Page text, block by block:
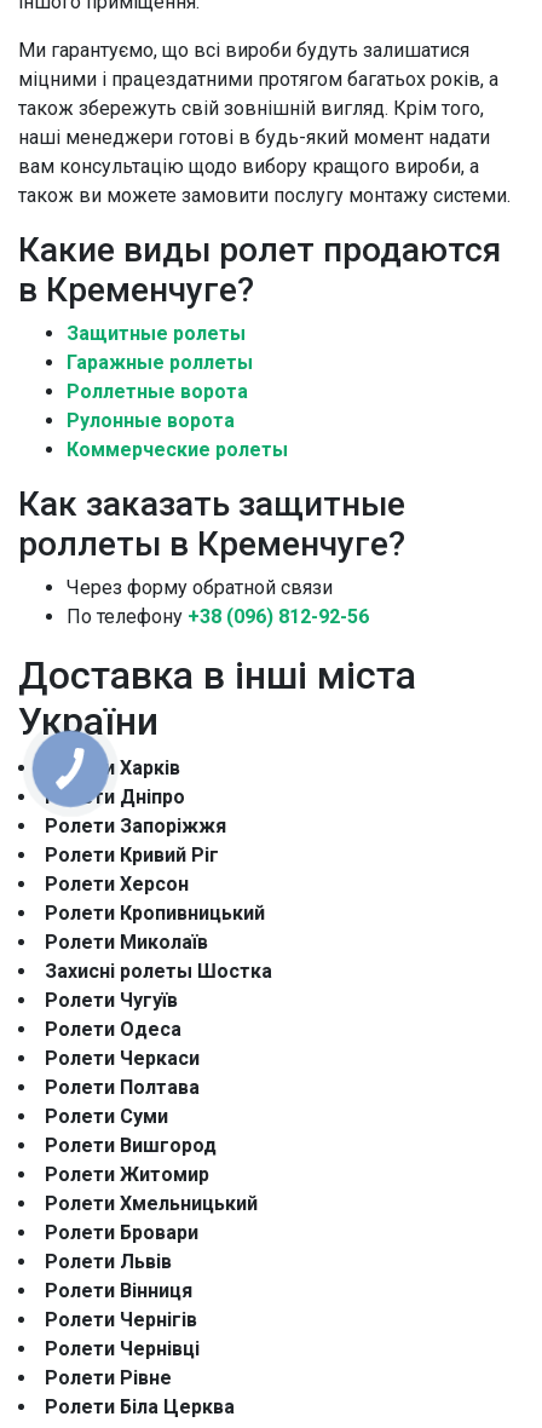
Ми гарантуємо, що всі вироби будуть залишатися
міцними і працездатними протягом багатьох років, а
також збережуть свій зовнішній вигляд. Крім того,
наші менеджери готові в будь-який момент надати
вам консультацію щодо вибору кращого вироби, а
також ви можете замовити послугу монтажу системи.
Какие виды ролет продаются
в Кременчуге?
Защитные ролеты
Гаражные роллеты
Роллетные ворота
Рулонные ворота
Коммерческие ролеты
Как заказать защитные
роллеты в Кременчуге?
Через форму обратной связи
По телефону +38 (096) 812-92-56
Доставка в інші міста
України
Ролети Харків
Ролети Дніпро
Ролети Запоріжжя
Ролети Кривий Ріг
Ролети Херсон
Ролети Кропивницький
Ролети Миколаїв
Захисні ролеты Шостка
Ролети Чугуїв
Ролети Одеса
Ролети Черкаси
Ролети Полтава
Ролети Суми
Ролети Вишгород
Ролети Житомир
Ролети Хмельницький
Ролети Бровари
Ролети Львів
Ролети Вінниця
Ролети Чернігів
Ролети Чернівці
Ролети Рівне
Ролети Біла Церква